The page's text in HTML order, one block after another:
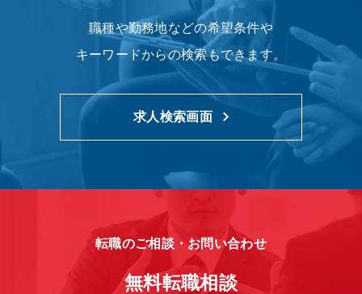
職種や勤務地などの希望条件や
キーワードからの検索もできます。
求人検索画面
転職のご相談・お問い合わせ
無料転職相談